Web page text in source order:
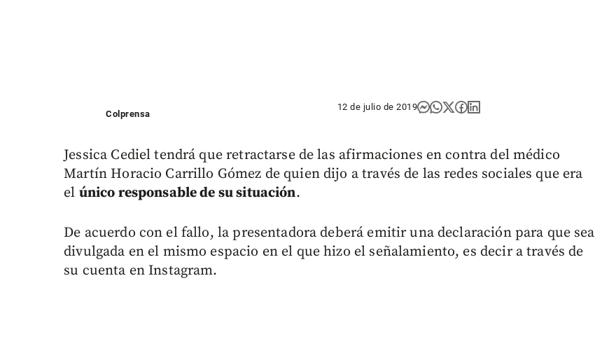
Colprensa
12 de julio de 2019
Jessica Cediel tendrá que retractarse de las afirmaciones en contra del médico
Martín Horacio Carrillo Gómez de quien dijo a través de las redes sociales que era
el único responsable de su situación.
De acuerdo con el fallo, la presentadora deberá emitir una declaración para que sea
divulgada en el mismo espacio en el que hizo el señalamiento, es decir a través de
su cuenta en Instagram.